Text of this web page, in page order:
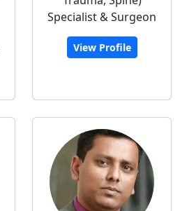
Specialist & Surgeon
View Profile